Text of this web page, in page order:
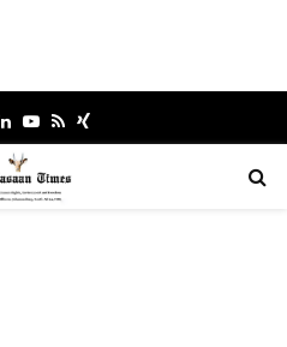
LinkedinYoutube
RssXing